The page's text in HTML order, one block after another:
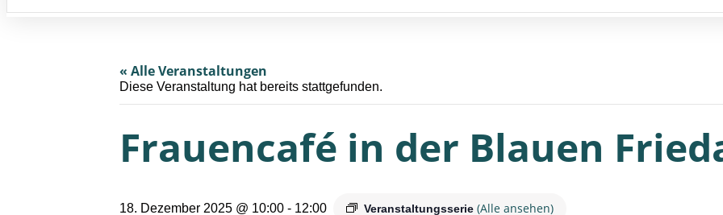
« Alle Veranstaltungen
Diese Veranstaltung hat bereits stattgefunden.
Frauencafé in der Blauen
18. Dezember 2025 @ 10:00 - 12:00 Veranstaltungsserie (Alle ansehen)